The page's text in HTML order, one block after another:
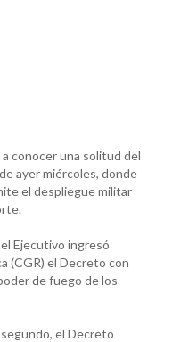
conocer una solitud del
ayer miércoles, donde
el despliegue militar
Ejecutivo ingresó
(CGR) el Decreto con
de fuego de los
el Decreto